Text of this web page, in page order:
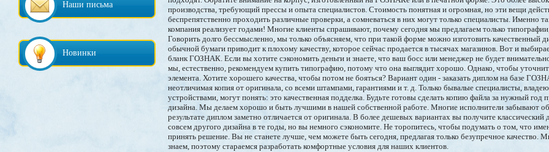
Наши письма
Новинки
производства, требующий прессы и опыта специалистов. Стоимость понятная и огромная, но эти вещи
беспрепятственно проходить различные проверки, а сомневаться в них могут только специалисты. Именно
компания реализует годами! Многие клиенты спрашивают, почему сегодня мы предлагаем только
Говорить долго бессмысленно, мы только объясняем, что при такой форме можно изготовить качественный
обычной бумаги приводит к плохому качеству, которое сейчас продается в тысячах магазинов. Вот и
бланк ГОЗНАК. Если вы хотите сэкономить деньги и знаете, что ваш босс или менеджер не будет
мы, естественно, рекомендуем купить типографию, потому что она выглядит хорошо. Однако, чтобы
элемента. Хотите хорошего качества, чтобы потом не бояться? Вариант один - заказать диплом на базе
неотличимая копия от оригинала, со всеми штампами, гарантиями и т. д. Только бывалые специалисты,
устройствами, могут понять: это качественная подделка. Будьте готовы сделать копию файла за нужный год
дизайна. Мы делаем хорошо и быть лучшими в нашей собственной работе. Многие исполнители забывают
результате диплом заметно отличается от оригинала. В более дешевых вариантах вы получите классический
совсем другого дизайна в те годы, но вы немного сэкономите. Не торопитесь, чтобы подумать о том, что
принять решение. Вы не станете лучше, чем можете быть сегодня, предлагая только безупречное качество.
знаем, поэтому стараемся разработать комфортные условия для наших клиентов.